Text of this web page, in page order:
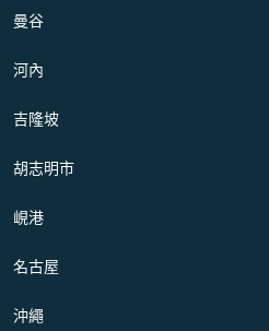
曼谷
河內
吉隆坡
胡志明市
峴港
名古屋
沖繩